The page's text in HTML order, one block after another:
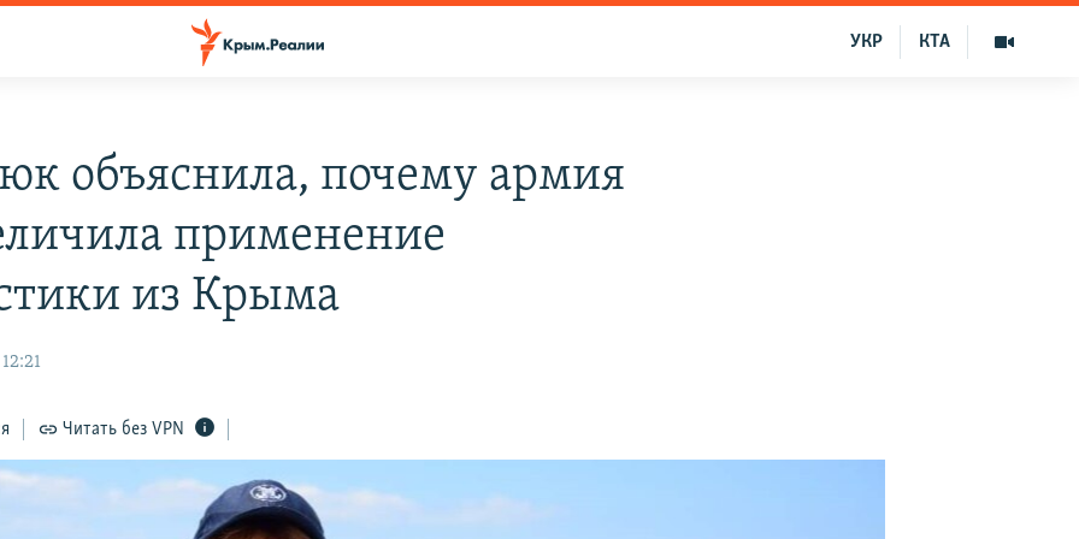
КТА
УКР
объяснила, почему армия
применение
из Крыма
Читать без VPN